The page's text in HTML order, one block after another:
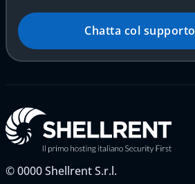
Chatta col supporto
©0000Shellrent S.r.l.